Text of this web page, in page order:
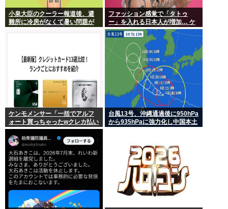
小泉大臣のクーラー報道後、避
難所に冷房がなくて暑い問題が
ファッション感覚で「タトゥ
ー」を入れる日本人が増加… ケ
ンモメンの意見を聞きたい。
ケンモメンサー「一括でアルフ
ォート買っちゃったwクレカ払い
で来月の俺ごめんねー」銀行
「デビットカードなんで即時引
き落としです」
台風13号、沖縄通過後に950hPa
から935hPaに強力化し中国本土